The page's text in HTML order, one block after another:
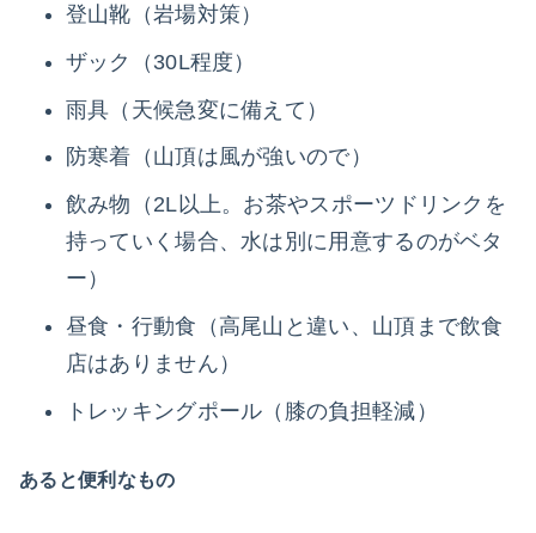
登山靴（岩場対策）
ザック（30L程度）
雨具（天候急変に備えて）
防寒着（山頂は風が強いので）
飲み物（2L以上。お茶やスポーツドリンクを
持っていく場合、水は別に用意するのがベタ
ー）
昼食・行動食（高尾山と違い、山頂まで飲食
店はありません）
トレッキングポール（膝の負担軽減）
あると便利なもの